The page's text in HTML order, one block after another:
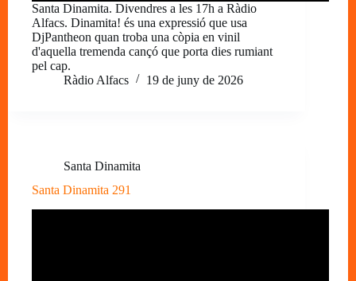
Santa Dinamita. Divendres a les 17h a Ràdio
Alfacs. Dinamita! és una expressió que usa
DjPantheon quan troba una còpia en vinil
d'aquella tremenda cançó que porta dies rumiant
pel cap.
Ràdio Alfacs
19 de juny de 2026
Santa Dinamita
Santa Dinamita 291